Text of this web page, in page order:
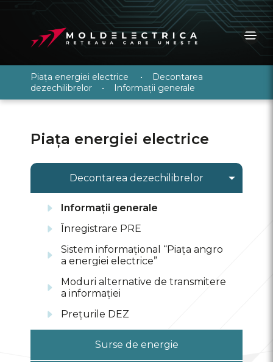
Piața energiei electrice •
Decontarea
dezechilibrelor • Informații generale
Piața energiei electrice
Decontarea dezechilibrelor
Informații generale
Înregistrare PRE
Sistem informațional “Piața angro
a energiei electrice”
Moduri alternative de transmitere
a informației
Prețurile DEZ
Surse de energie